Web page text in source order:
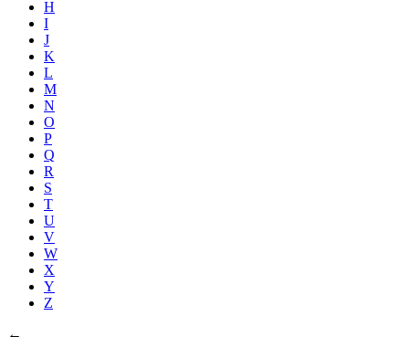
H
I
J
K
L
M
N
O
P
Q
R
S
T
U
V
W
X
Y
Z
←